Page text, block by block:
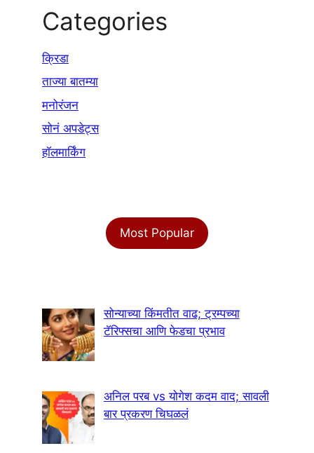
Categories
क्रिडा
ताज्या बातम्या
मनोरंजन
सोनं अपडेट्स
हॉलमार्किंग
Most Popular
सोन्याच्या किंमतीत वाढ; ट्रम्पच्या
टॅरिफ्सचा आणि फेडचा प्रभाव
अनिल परब vs योगेश कदम वाद; सावली
बार प्रकरण चिघळलं